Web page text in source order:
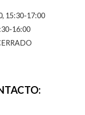
15:30-17:00
16:00